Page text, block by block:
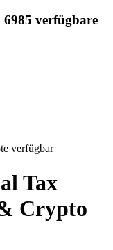
6985 verfügbare
verfügbar
Tax
Crypto